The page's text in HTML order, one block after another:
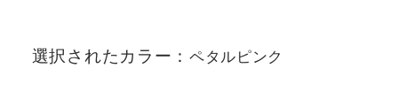
選択されたカラー： ペタルピンク